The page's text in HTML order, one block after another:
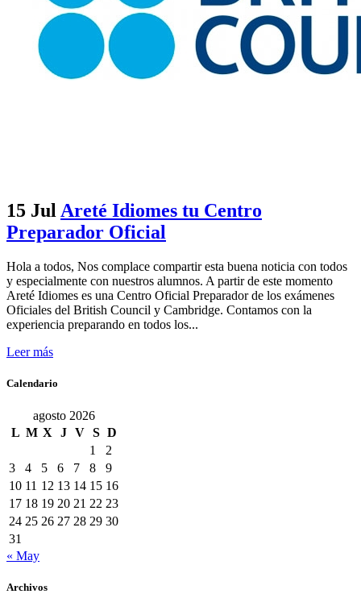
15 JulAreté Idiomes tu Centro
Preparador Oficial
Hola a todos, Nos complace compartir esta buena noticia con todos
y especialmente con nuestros alumnos. A partir de este momento
Areté Idiomes es una Centro Oficial Preparador de los exámenes
Oficiales del British Council y Cambridge. Contamos con la
experiencia preparando en todos los...
Leer más
Calendario
agosto 2026
L M X J V S D
1
2
3
4 5 6 7 8
9
10 11 12 13 14 15 16
17 18 19 20 21 22 23
24 25 26 27 28 29 30
31
« May
Archivos